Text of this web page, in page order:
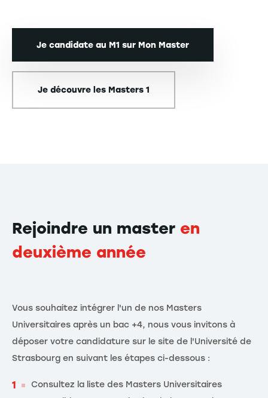
Je candidate au M1 sur Mon Master
Je découvre les Masters 1
Rejoindre un master en
deuxième année
Vous souhaitez intégrer l'un de nos Masters
Universitaires après un bac +4, nous vous invitons à
déposer votre candidature sur le site de l'Université de
Strasbourg en suivant les étapes ci-dessous :
Consultez la liste des Masters Universitaires